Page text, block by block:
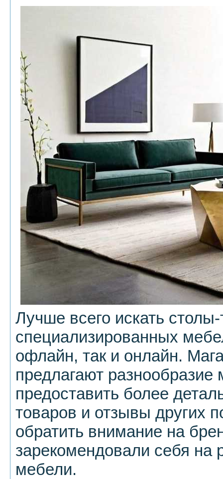
Лучше всего искать
специализированных
офлайн, так и онлайн.
предлагают разнообразие
предоставить более
товаров и отзывы других
обратить внимание на
зарекомендовали себя на
мебели.